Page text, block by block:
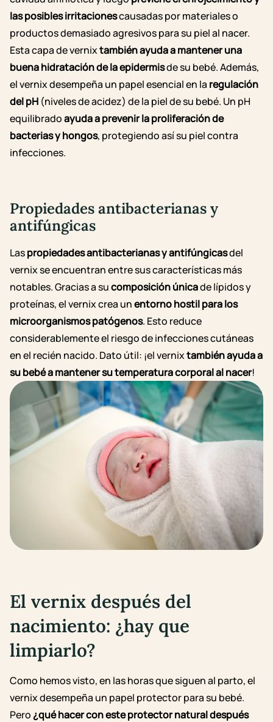
las posibles irritacionescausadas por materiales o
productos demasiado agresivos para su piel al nacer.
Esta capa de vernixtambién ayuda a mantener una
buena hidratación de la epidermisde su bebé.Además,
el vernix desempeña un papel esencial en la regulación
del pH (niveles de acidez) de la piel de su bebé. Un pH
equilibradoayuda a prevenir la proliferación de
bacterias y hongos, protegiendo así su piel contra
infecciones.
Propiedades antibacterianas y
antifúngicas
Laspropiedades antibacterianas y antifúngicasdel
vernix se encuentran entre sus características más
notables. Gracias a sucomposición únicade lípidos y
proteínas, el vernix crea unentorno hostil para los
microorganismos patógenos. Esto reduce
considerablemente el riesgo de infecciones cutáneas
en el recién nacido. Dato útil: ¡el vernixtambién ayuda a
su bebé a mantener su temperatura corporal al nacer!
El vernix después del
nacimiento: ¿hay que
limpiarlo?
Como hemos visto, en las horas que siguen al parto, el
vernix desempeña un papel protector para su bebé.
Pero¿qué hacer con este protector natural después